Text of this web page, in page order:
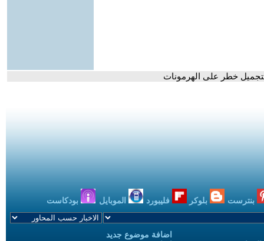
خطر على الهرمونات
بنترست بلوكر فليبورد الموبايل بودكاست
اضافة موضوع جديد